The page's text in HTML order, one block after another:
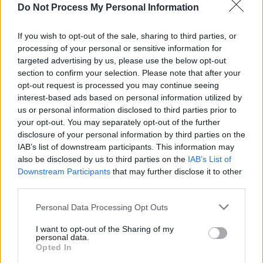
Do Not Process My Personal Information
If you wish to opt-out of the sale, sharing to third parties, or
processing of your personal or sensitive information for
targeted advertising by us, please use the below opt-out
section to confirm your selection. Please note that after your
opt-out request is processed you may continue seeing
interest-based ads based on personal information utilized by
us or personal information disclosed to third parties prior to
your opt-out. You may separately opt-out of the further
disclosure of your personal information by third parties on the
IAB’s list of downstream participants. This information may
also be disclosed by us to third parties on the IAB’s List of
Downstream Participants that may further disclose it to other
Personal Data Processing Opt Outs
I want to opt-out of the Sharing of my
personal data.
Opted In
en avoir eu. Je stoppe aussi le Citalopram, car ses effets
deviennent insupportables. Je veux arrêter tous ces médicaments
et retrouver une vie plus simple.
En 2017, je réintroduis prudemment certains aliments comme le
gluten et le lactose, mais je reste vigilante. Le lait de vache me
cause des gaz et des crises douloureuses. Les pâtisseries, la pizza
et la bière restent interdites, car difficiles à digérer.
Découverte des FODMAPS en 2022
En 2022, je commence à entendre parler des FODMAPS, ces
glucides difficiles à digérer. Je ressens encore des crises après
syndrome du côlon irritable, comme beaucoup de jeunes femmes
hypersensibles. Elle me conseille un régime sans FODMAPS. Je